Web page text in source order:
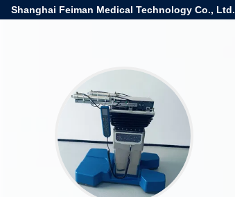
Shanghai Feiman Medical Technology Co., Ltd.